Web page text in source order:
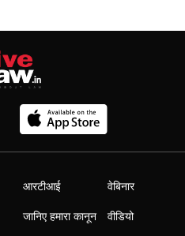
आरटीआई
जानिए हमारा कानून
वेबिनार
वीडियो